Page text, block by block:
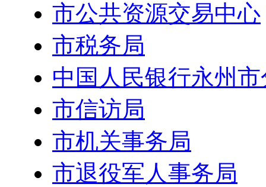
市公共资源交易中心
市税务局
中国人民银行永州
市信访局
市机关事务局
市退役军人事务局